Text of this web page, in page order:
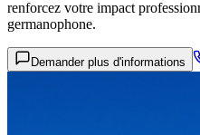
renforcez votre impact
germanophone.
Demander plus d'informations